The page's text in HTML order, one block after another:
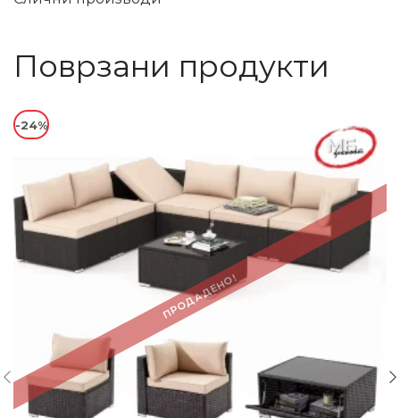
Поврзани продукти
ПРОДАДЕНО!
-24%